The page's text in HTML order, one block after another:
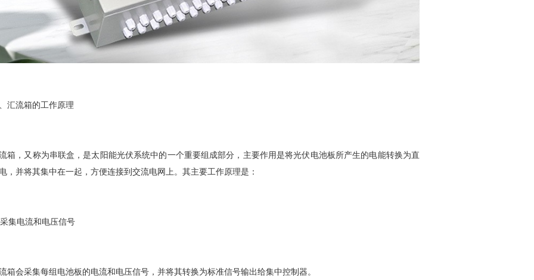
汇流箱的工作原理
箱，又称为串联盒，是太阳能光伏系统中的一个重要组成部分，主要作用是将光伏电池板所产生的电能转换为直
，并将其集中在一起，方便连接到交流电网上。其主要工作原理是：
集电流和电压信号
箱会采集每组电池板的电流和电压信号，并将其转换为标准信号输出给集中控制器。